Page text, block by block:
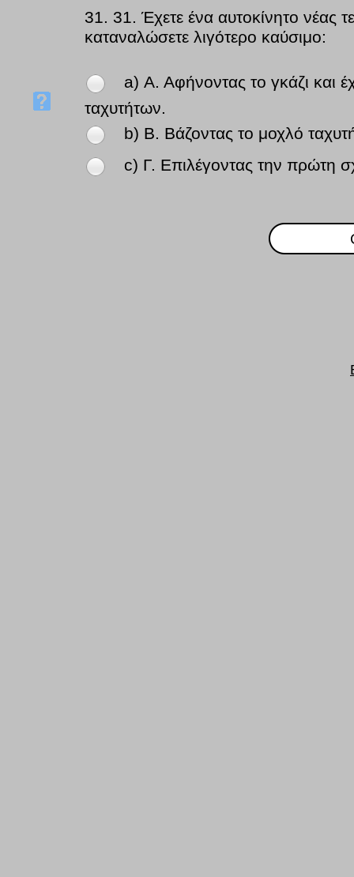
31. 31. Έχετε ένα αυτοκίνητο νέας
καταναλώσετε λιγότερο καύσιμο:
a) Α. Αφήνοντας το γκάζι και
ταχυτήτων.
b) Β. Βάζοντας το μοχλό
c) Γ. Επιλέγοντας την πρώτη